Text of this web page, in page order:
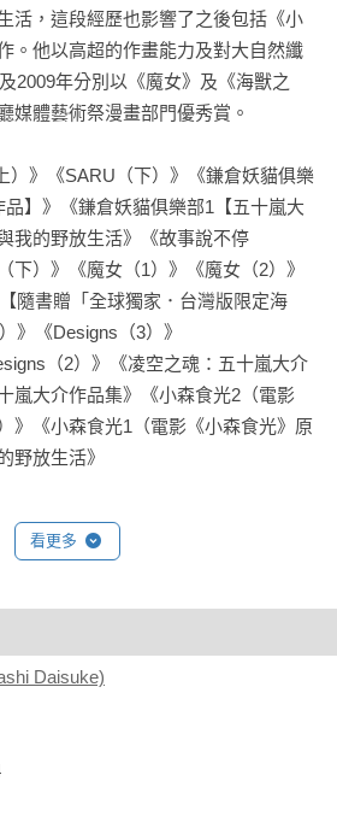
活，這段經歷也影響了之後包括《小
。他以高超的作畫能力及對大自然纖
2009年分別以《魔女》及《海獸之
媒體藝術祭漫畫部門優秀賞。
）》《SARU（下）》《鎌倉妖貓俱樂
】》《鎌倉妖貓俱樂部1【五十嵐大
我的野放生活》《故事說不停
下）》《魔女（1）》《魔女（2）》
隨書贈「全球獨家．台灣版限定海
》《Designs（3）》
（2）》《凌空之魂：五十嵐大介
嵐大介作品集》《小森食光2（電影
》《小森食光1（電影《小森食光》原
野放生活》
看更多
Daisuke)